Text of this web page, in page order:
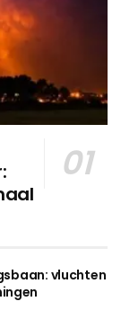
vluchten